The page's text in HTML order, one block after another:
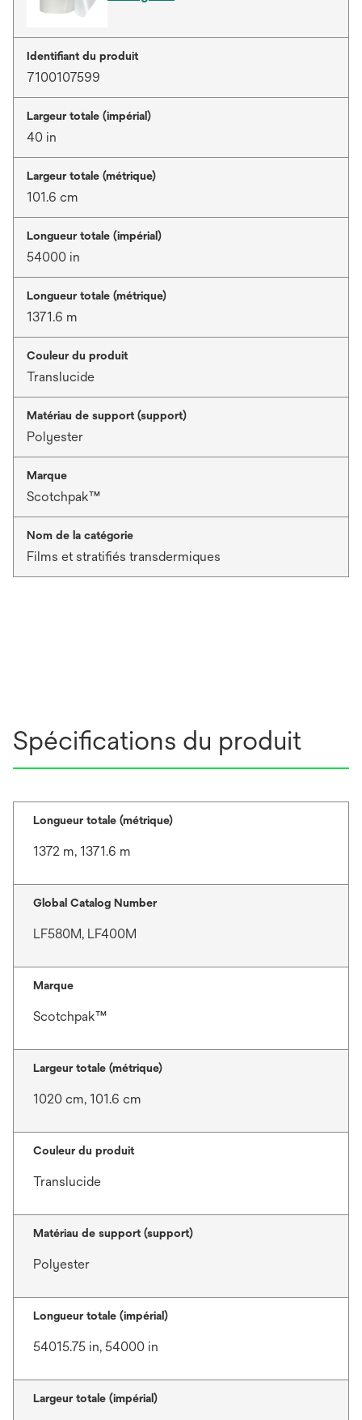
Identifiant du produit
7100107599
Largeur totale (impérial)
40 in
Largeur totale (métrique)
101.6 cm
Longueur totale (impérial)
54000 in
Longueur totale (métrique)
1371.6 m
Couleur du produit
Translucide
Matériau de support (support)
Polyester
Marque
Scotchpak™
Nom de la catégorie
Films et stratifiés transdermiques
Spécifications du produit
Longueur totale (métrique)
1372 m, 1371.6 m
Global Catalog Number
LF580M, LF400M
Marque
Scotchpak™
Largeur totale (métrique)
1020 cm, 101.6 cm
Couleur du produit
Translucide
Matériau de support (support)
Polyester
Longueur totale (impérial)
54015.75 in, 54000 in
Largeur totale (impérial)